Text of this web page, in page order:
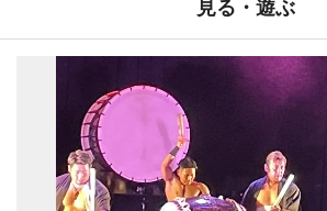
見る・遊ぶ